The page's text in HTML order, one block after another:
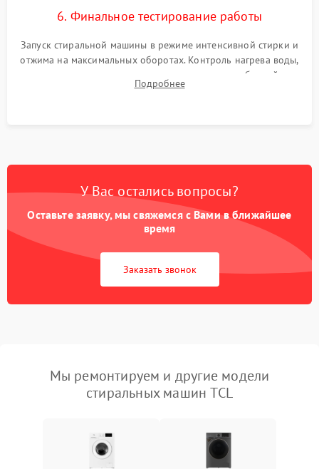
6. Финальное тестирование работы
Запуск стиральной машины в режиме интенсивной стирки и
отжима на максимальных оборотах. Контроль нагрева воды,
корректности слива, отсутствия излишних вибраций,
посторонних стуков и протечек под корпусом.
Подробнее
У Вас остались вопросы?
Оставьте заявку, мы свяжемся с Вами в ближайшее
время
Заказать звонок
Мы ремонтируем и другие модели
стиральных машин TCL